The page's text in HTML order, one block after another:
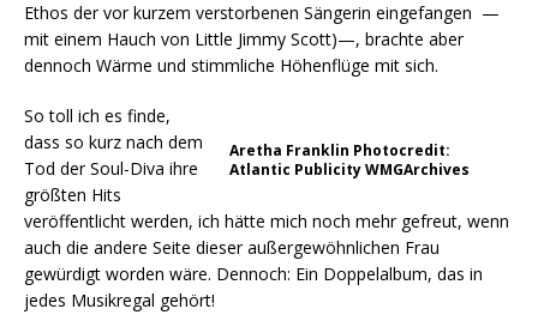
Ethos der vor kurzem verstorbenen Sängerin eingefangen —
mit einem Hauch von Little Jimmy Scott)—, brachte aber
dennoch Wärme und stimmliche Höhenflüge mit sich.
Aretha Franklin Photocredit:
Atlantic Publicity WMGArchives
So toll ich es finde,
dass so kurz nach dem
Tod der Soul-Diva ihre
größten Hits
veröffentlicht werden, ich hätte mich noch mehr gefreut, wenn
auch die andere Seite dieser außergewöhnlichen Frau
gewürdigt worden wäre. Dennoch: Ein Doppelalbum, das in
jedes Musikregal gehört!